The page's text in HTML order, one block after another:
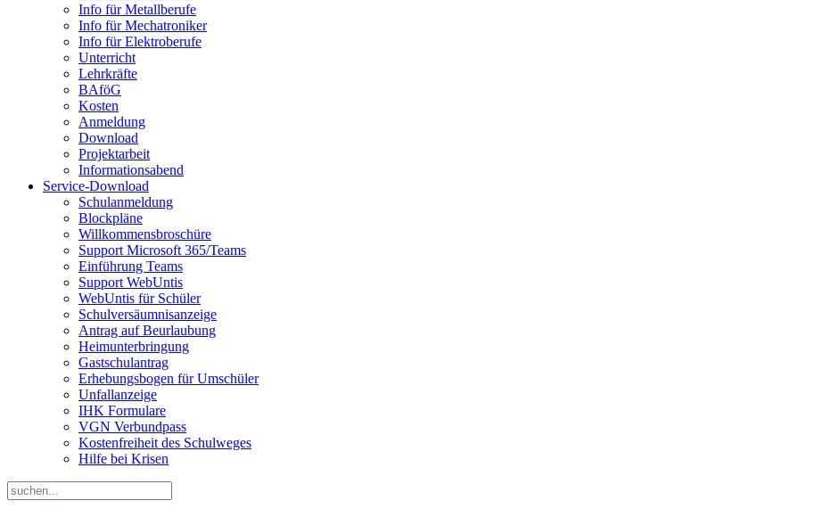
Info für Metallberufe
Info für Mechatroniker
Info für Elektroberufe
Unterricht
Lehrkräfte
BAföG
Kosten
Anmeldung
Download
Projektarbeit
Informationsabend
Service-Download
Schulanmeldung
Blockpläne
Willkommensbroschüre
Support Microsoft 365/Teams
Einführung Teams
Support WebUntis
WebUntis für Schüler
Schulversäumnisanzeige
Antrag auf Beurlaubung
Heimunterbringung
Gastschulantrag
Erhebungsbogen für Umschüler
Unfallanzeige
IHK Formulare
VGN Verbundpass
Kostenfreiheit des Schulweges
Hilfe bei Krisen